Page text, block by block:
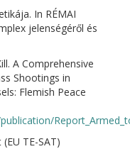
In RÉMAI
jelenségéről és
A Comprehensive
Shootings in
Flemish Peace
TE-SAT)